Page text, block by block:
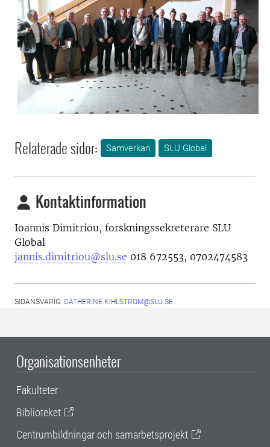
Relaterade sidor: Samverkan SLU Global
Kontaktinformation
Ioannis Dimitriou, forskningssekreterare SLU
Global
jannis.dimitriou@slu.se 018 672553, 0702474583
SIDANSVARIG: CATHERINE.KIHLSTROM@SLU.SE
Organisationsenheter
Fakulteter
Biblioteket
Centrumbildningar och samarbetsprojekt